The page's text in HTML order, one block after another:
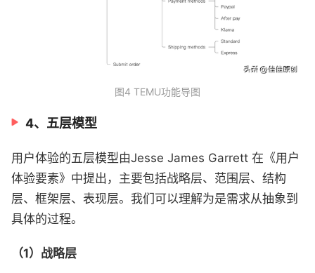
图4 TEMU功能导图
4、五层模型
用户体验的五层模型由Jesse James Garrett 在《用户
体验要素》中提出，主要包括战略层、范围层、结构
层、框架层、表现层。我们可以理解为是需求从抽象到
具体的过程。
（1）战略层